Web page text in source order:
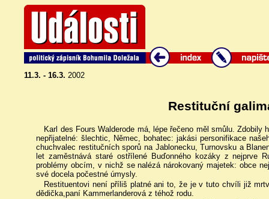
11.3. - 16.3. 2002
Restituční
Karl des Fours Walderode má, lépe řečeno měl smůlu.
nepřijatelné: šlechtic, Němec, bohatec: jakási personifikace
chuchvalec restitučních sporů na Jablonecku, Turnovsku a
let zaměstnává staré ostřílené Buďonného kozáky z nejprve
problémy obcím, v nichž se nalézá nárokovaný majetek: obce
své docela počestné úmysly.
Restituentovi není příliš platné ani to, že je v tuto chvíli již
dědička,paní Kammerlanderová z téhož rodu.